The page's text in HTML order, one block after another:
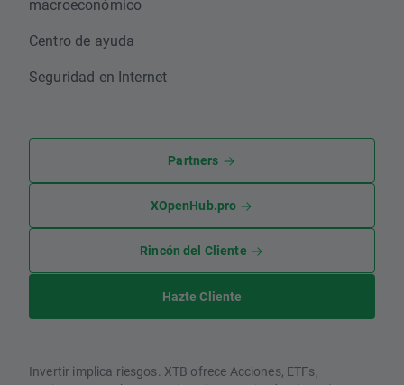
macroeconómico
Centro de ayuda
Seguridad en Internet
Partners
XOpenHub.pro
Rincón del Cliente
Hazte Cliente
Invertir implica riesgos. XTB ofrece Acciones, ETFs,